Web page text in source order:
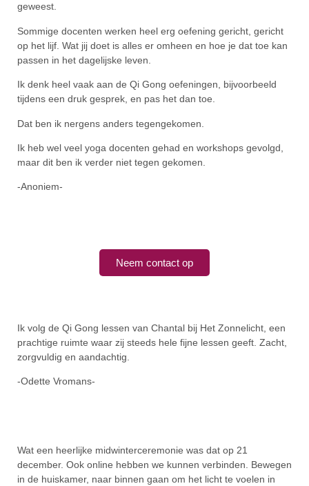
geweest.
Sommige docenten werken heel erg oefening gericht, gericht
op het lijf. Wat jij doet is alles er omheen en hoe je dat toe kan
passen in het dagelijske leven.
Ik denk heel vaak aan de Qi Gong oefeningen, bijvoorbeeld
tijdens een druk gesprek, en pas het dan toe.
Dat ben ik nergens anders tegengekomen.
Ik heb wel veel yoga docenten gehad en workshops gevolgd,
maar dit ben ik verder niet tegen gekomen.
-Anoniem-
Neem contact op
Ik volg de Qi Gong lessen van Chantal bij Het Zonnelicht, een
prachtige ruimte waar zij steeds hele fijne lessen geeft. Zacht,
zorgvuldig en aandachtig.
-Odette Vromans-
Wat een heerlijke midwinterceremonie was dat op 21
december. Ook online hebben we kunnen verbinden. Bewegen
in de huiskamer, naar binnen gaan om het licht te voelen in